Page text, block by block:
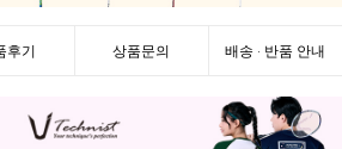
후기 상품문의 배송 · 반품 안내